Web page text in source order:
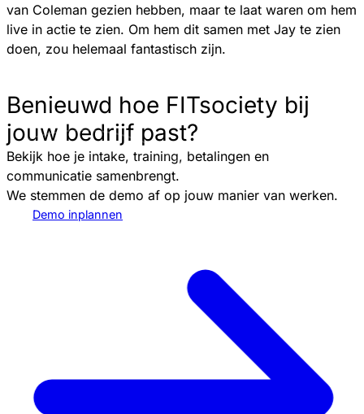
van Coleman gezien hebben, maar te laat waren om hem
live in actie te zien. Om hem dit samen met Jay te zien
doen, zou helemaal fantastisch zijn.
Benieuwd hoe FITsociety bij
jouw bedrijf past?
Bekijk hoe je intake, training, betalingen en
communicatie samenbrengt.
We stemmen de demo af op jouw manier van werken.
Demo inplannen